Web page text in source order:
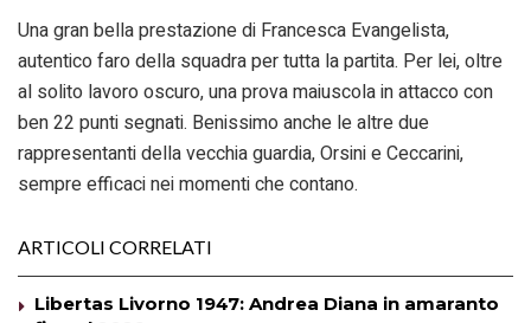
Una gran bella prestazione di Francesca Evangelista,
autentico faro della squadra per tutta la partita. Per lei, oltre
al solito lavoro oscuro, una prova maiuscola in attacco con
ben 22 punti segnati. Benissimo anche le altre due
rappresentanti della vecchia guardia, Orsini e Ceccarini,
sempre efficaci nei momenti che contano.
ARTICOLI CORRELATI
Libertas Livorno 1947: Andrea Diana in amaranto